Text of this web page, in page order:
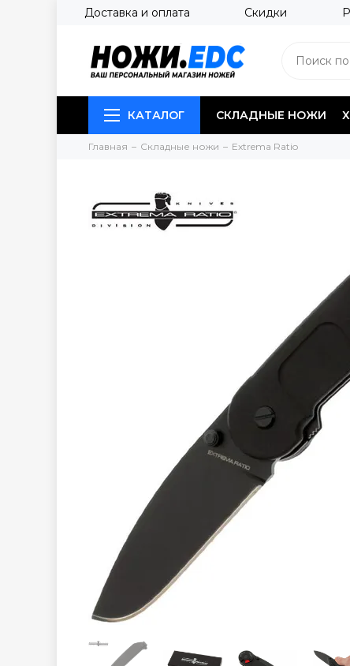
Доставка и оплата Скидки
КАТАЛОГ СКЛАДНЫЕ НОЖИ
Главная Складные ножи Extrema Ratio